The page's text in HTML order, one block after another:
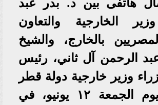
هاتفى بين د. بدر عبد
الخارجية والتعاون
بالخارج، والشيخ
الرحمن آل ثاني، رئيس
وزير خارجية دولة قطر
الشقيقة، يوم الجمعة ١٢ يونيو، في